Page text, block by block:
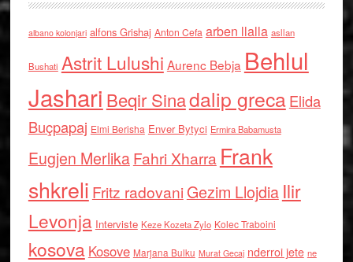
albano kolonjari alfons Grishaj Anton Cefa arben llalla asllan
Bushati Astrit Lulushi Aurenc Bebja Behlul
Jashari Beqir Sinadalip grecaElida
Buçpapaj Elmi Berisha Enver Bytyci Ermira Babamusta
Eugjen MerlikaFahri Xharra Frank
shkreli Fritz radovaniGezim Llojdia Ilir
Levonja Interviste Keze Kozeta Zylo Kolec Traboini
kosova Kosove Marjana Bulku Murat Gecaj nderroi jete ne